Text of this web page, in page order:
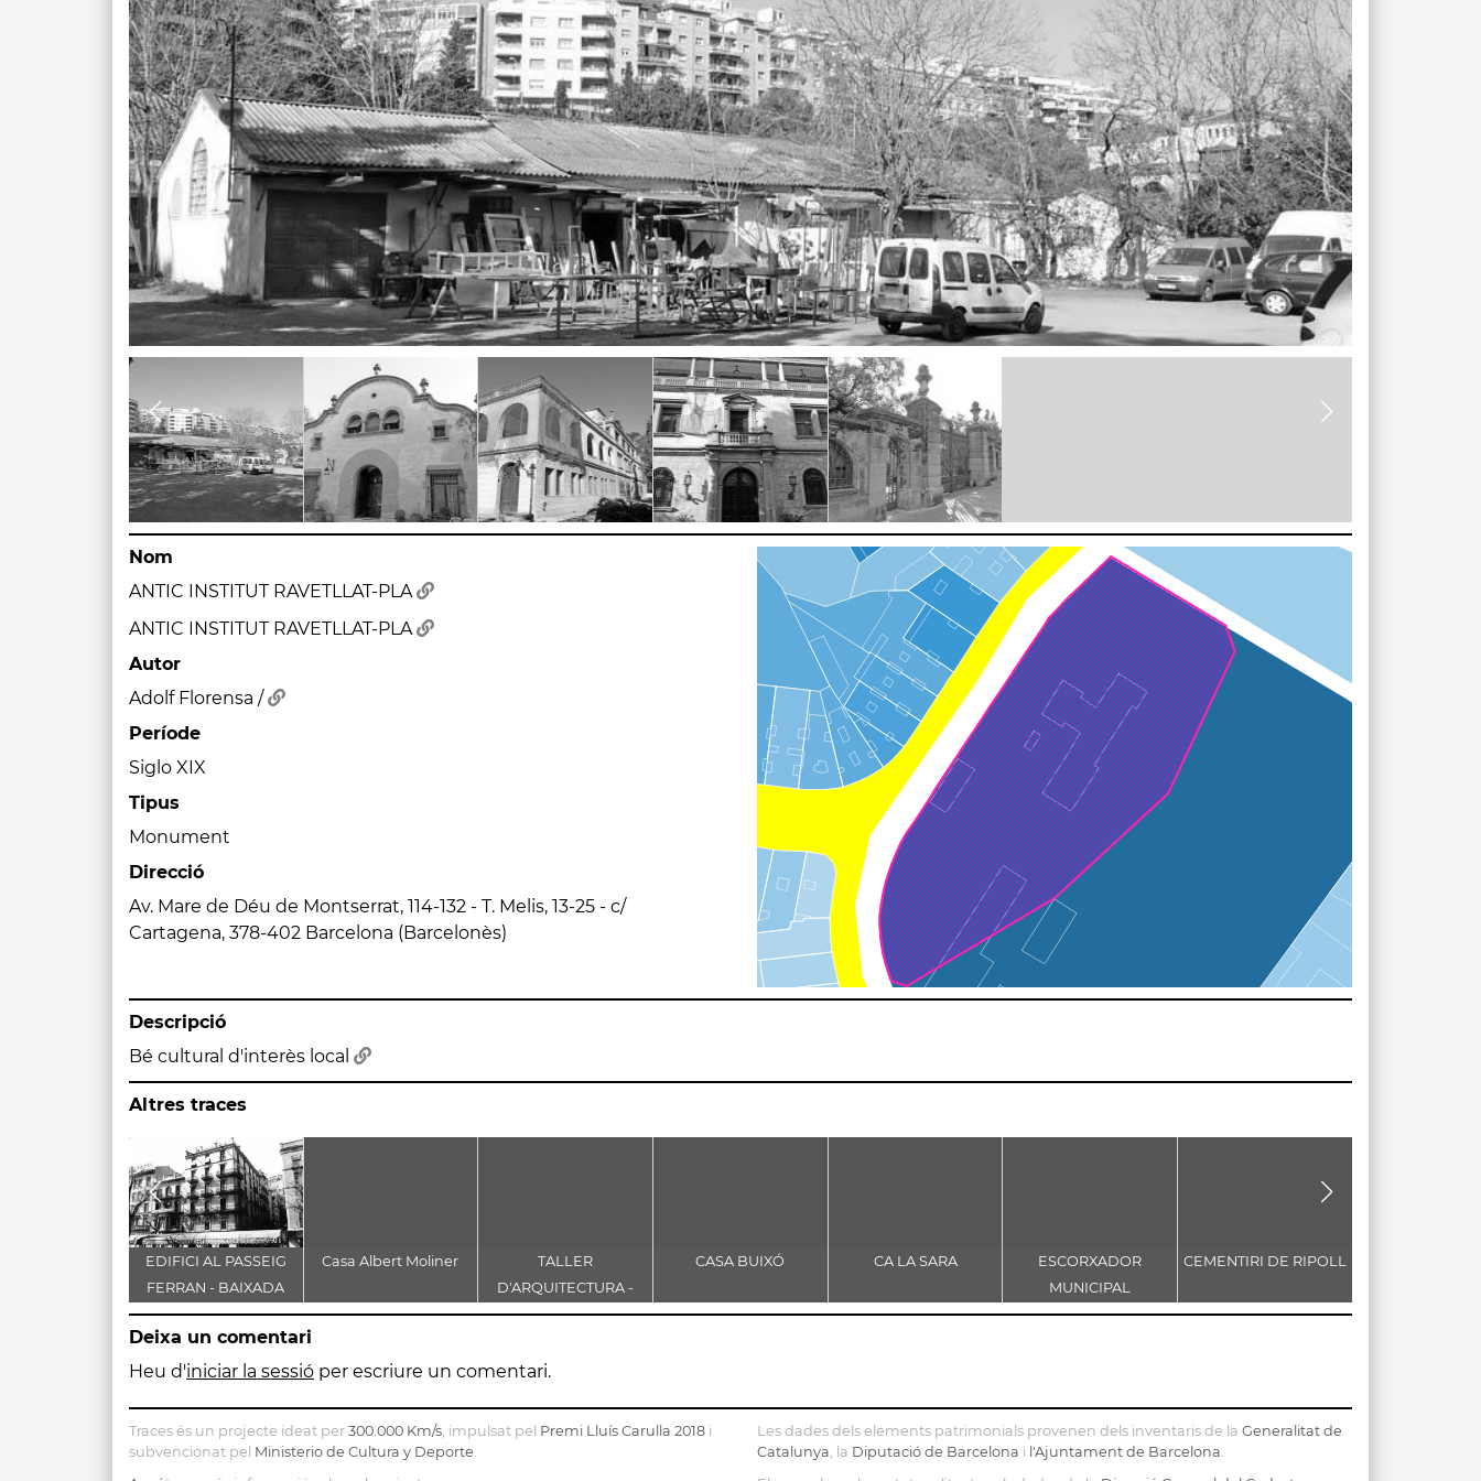
Nom
ANTIC INSTITUT RAVETLLAT-PLA
ANTIC INSTITUT RAVETLLAT-PLA
Autor
Adolf Florensa /
Període
Siglo XIX
Tipus
Monument
Direcció
Av. Mare de Déu de Montserrat, 114-132 - T. Melis, 13-25 - c/
Cartagena, 378-402 Barcelona (Barcelonès)
Descripció
Bé cultural d'interès local
Altres traces
EDIFICI AL PASSEIG
FERRAN - BAIXADA
TRINITAT
Casa Albert Moliner
TALLER
D'ARQUITECTURA -
XEMENEIA FÀBRICA
CASA BUIXÓ CA LA SARA
ESCORXADOR
MUNICIPAL
CEMENTIRI DE RIPOLL
Deixa un comentari
Heu d'iniciar la sessió per escriure un comentari.
Traces és un projecte ideat per 300.000 Km/s, impulsat pel Premi Lluís Carulla 2018 i
subvencionat pel Ministerio de Cultura y Deporte.
Les dades dels elements patrimonials provenen dels inventaris de la Generalitat de
Catalunya, la Diputació de Barcelona i l'Ajuntament de Barcelona.